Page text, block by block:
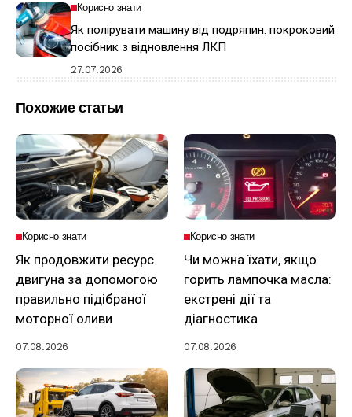
Корисно знати
Як полірувати машину від подряпин: покроковий
посібник з відновлення ЛКП
27.07.2026
Похожие статьи
Корисно знати
Як продовжити ресурс
двигуна за допомогою
правильно підібраної
моторної оливи
07.08.2026
Корисно знати
Чи можна їхати, якщо
горить лампочка масла:
екстрені дії та
діагностика
07.08.2026